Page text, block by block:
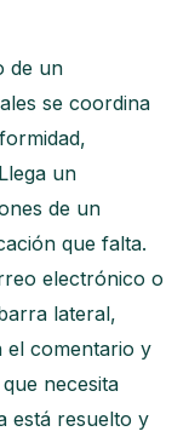
de un
se coordina
un
de un
que falta.
electrónico o
lateral,
el comentario y
necesita
está resuelto y